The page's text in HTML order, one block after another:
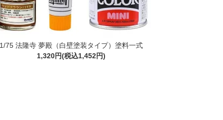
75 法隆寺 夢殿（白壁塗装タイプ）塗料一式
1,320円(税込1,452円)